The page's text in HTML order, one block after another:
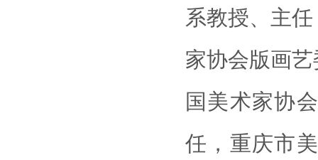
系教授、主
家协会版画
国美术家协
任，重庆市